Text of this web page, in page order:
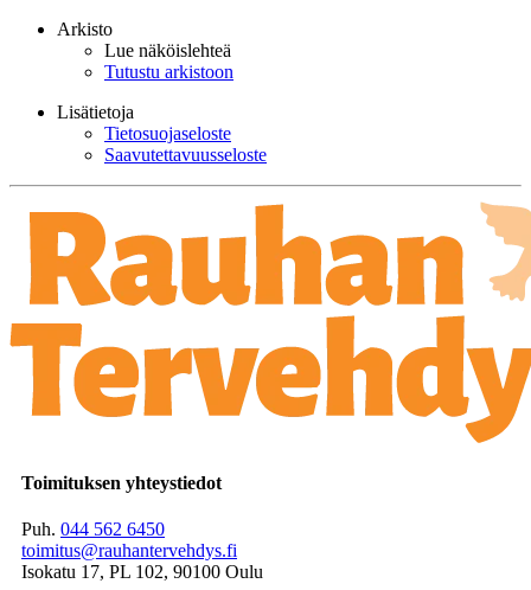
Arkisto
Lue näköislehteä
Tutustu arkistoon
Lisätietoja
Tietosuojaseloste
Saavutettavuusseloste
Toimituksen yhteystiedot
Puh. 044 562 6450
toimitus@rauhantervehdys.fi
Isokatu 17, PL 102, 90100 Oulu